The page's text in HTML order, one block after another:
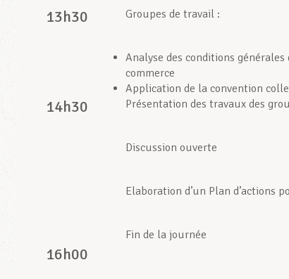
13h30 Groupes de travail :
Analyse des conditions
commerce
Application de la convention
14h30
16h00
Présentation des travaux des
Discussion ouverte
Elaboration d’un Plan d’actions
Fin de la journée